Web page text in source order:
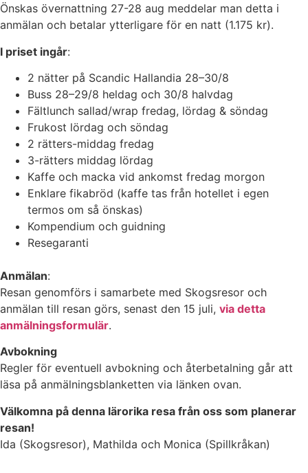
Önskas övernattning 27-28 aug meddelar man detta i
anmälan och betalar ytterligare för en natt (1.175 kr).
I priset ingår:
2 nätter på Scandic Hallandia 28–30/8
Buss 28–29/8 heldag och 30/8 halvdag
Fältlunch sallad/wrap fredag, lördag & söndag
Frukost lördag och söndag
2 rätters-middag fredag
3-rätters middag lördag
Kaffe och macka vid ankomst fredag morgon
Enklare fikabröd (kaffe tas från hotellet i egen
termos om så önskas)
Kompendium och guidning
Resegaranti
Anmälan:
Resan genomförs i samarbete med Skogsresor och
anmälan till resan görs, senast den 15 juli, via detta
anmälningsformulär.
Avbokning
Regler för eventuell avbokning och återbetalning går att
läsa på anmälningsblanketten via länken ovan.
Välkomna på denna lärorika resa från oss som planerar
resan!
Ida (Skogsresor), Mathilda och Monica (Spillkråkan)